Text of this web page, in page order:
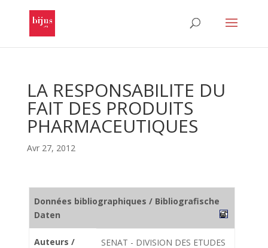
LA RESPONSABILITE DU
FAIT DES PRODUITS
PHARMACEUTIQUES
Avr 27, 2012
Données bibliographiques / Bibliografische
Daten
Auteurs /
SENAT - DIVISION DES ETUDES